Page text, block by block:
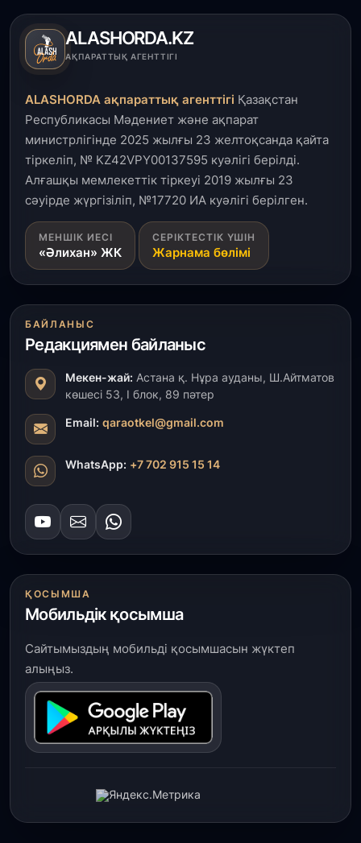
ALASHORDA.KZ
АҚПАРАТТЫҚ АГЕНТТІГІ
ALASHORDA ақпараттық агенттігі Қазақстан
Республикасы Мәдениет және ақпарат
министрлігінде 2025 жылғы 23 желтоқсанда қайта
тіркеліп, № KZ42VPY00137595 куәлігі берілді.
Алғашқы мемлекеттік тіркеуі 2019 жылғы 23
сәуірде жүргізіліп, №17720 ИА куәлігі берілген.
МЕНШІК ИЕСІ
«Әлихан» ЖК
СЕРІКТЕСТІК ҮШІН
Жарнама бөлімі
БАЙЛАНЫС
Редакциямен байланыс
Мекен-жай: Астана қ. Нұра ауданы, Ш.Айтматов
көшесі 53, І блок, 89 пәтер
Email: qaraotkel@gmail.com
WhatsApp: +7 702 915 15 14
ҚОСЫМША
Мобильдік қосымша
Сайтымыздың мобильді қосымшасын жүктеп
алыңыз.